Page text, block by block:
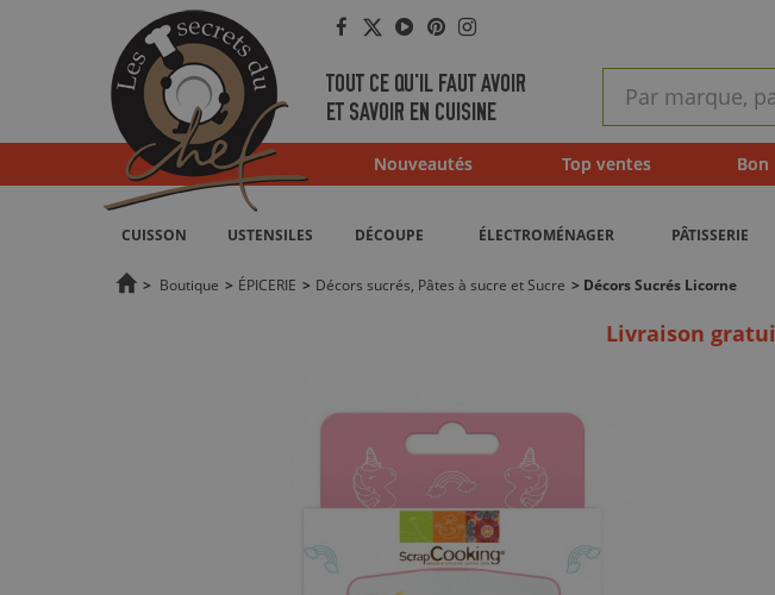
Facebook
Twitter
YouTube
Pinterest
Instagram
TOUT CE QU'IL FAUT AVOIR
ET SAVOIR EN CUISINE
rapide
Nouveautés Top ventes Bon
CUISSON USTENSILES DÉCOUPE ÉLECTROMÉNAGER PÂTISSERIE
> Boutique > ÉPICERIE > Décors sucrés, Pâtes à sucre et Sucre > Décors Sucrés Licorne
Livraison